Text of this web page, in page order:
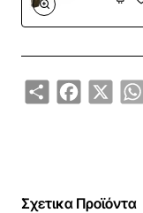
ShareFacebook
X
Σχετικα Προϊόντα